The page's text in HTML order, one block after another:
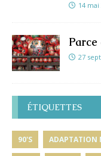
14 mai
Parce
27
ÉTIQUETTES
90'S ADAPTATION